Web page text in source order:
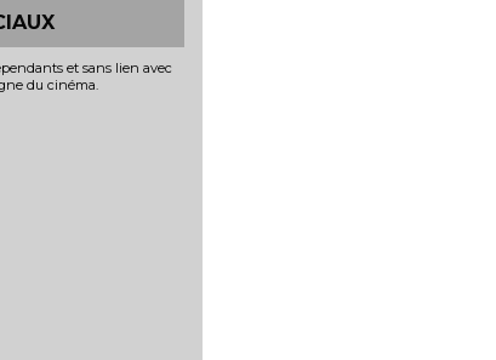
et sans lien avec
du cinéma.